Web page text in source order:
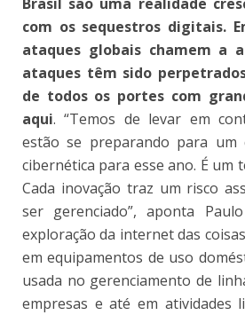
com os sequestros digitais.
ataques globais chamem a
ataques têm sido
de todos os portes com
aqui. “Temos de levar em
estão se preparando para um
cibernética para esse ano. É um
Cada inovação traz um risco
ser gerenciado”, aponta
exploração da internet das
em equipamentos de uso
usada no gerenciamento de
empresas e até em atividades